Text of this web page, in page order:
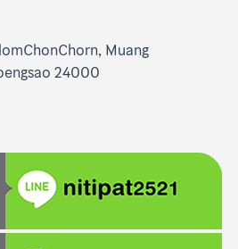
Muang
24000